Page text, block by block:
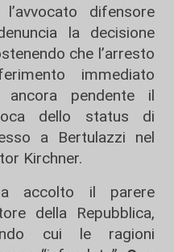
difensore
la decisione
che l’arresto
immediato
ancora pendente il
dello status di
a Bertulazzi nel
Kirchner.
accolto il parere
della Repubblica,
cui le ragioni